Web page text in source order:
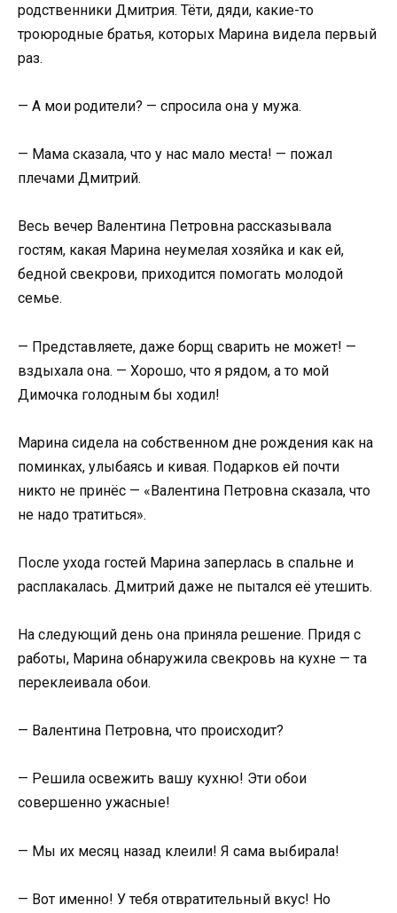
родственники Дмитрия. Тёти, дяди, какие-то
троюродные братья, которых Марина видела первый
раз.
— А мои родители? — спросила она у мужа.
— Мама сказала, что у нас мало места! — пожал
плечами Дмитрий.
Весь вечер Валентина Петровна рассказывала
гостям, какая Марина неумелая хозяйка и как ей,
бедной свекрови, приходится помогать молодой
семье.
— Представляете, даже борщ сварить не может! —
вздыхала она. — Хорошо, что я рядом, а то мой
Димочка голодным бы ходил!
Марина сидела на собственном дне рождения как на
поминках, улыбаясь и кивая. Подарков ей почти
никто не принёс — «Валентина Петровна сказала, что
не надо тратиться».
После ухода гостей Марина заперлась в спальне и
расплакалась. Дмитрий даже не пытался её утешить.
На следующий день она приняла решение. Придя с
работы, Марина обнаружила свекровь на кухне — та
переклеивала обои.
— Валентина Петровна, что происходит?
— Решила освежить вашу кухню! Эти обои
совершенно ужасные!
— Мы их месяц назад клеили! Я сама выбирала!
— Вот именно! У тебя отвратительный вкус! Но